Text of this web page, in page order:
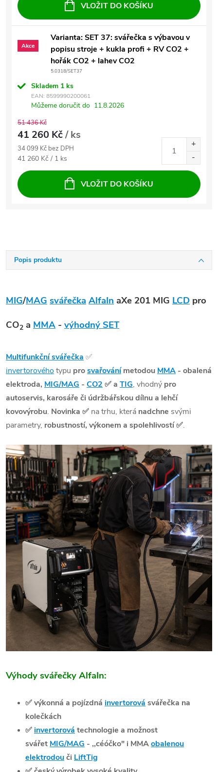
VLOŽIT DO KOŠÍKU
Akce
Varianta: SET 37: svářečka s výbavou v
popisu stroje + kukla profi + RV CO2 +
hořák CO2 + lahev CO2
5.0318/SET37
Skladem 1 ks
EAN: 8599990200061
Můžeme doručit do 11.8.2026
51 436 Kč
41 260 Kč/ ks
34 099 Kč bez DPH
Měrná cena:
41 260 Kč / 1 ks
VLOŽIT DO KOŠÍKU
Popis produktu
MIG/MAGsvářečkaAlfaIn aXe 201 MIG LCD pro
CO2 a MMA - výhodný SET
Multifunkční svářečka ✅
invertorového typu prosvařovánímetodou MMA - obalená
elektroda, MIG/MAG - CO2 ✅a TIG, vhodný pro
autoservis, karosáře či údržbářskou dílnu a lehčí
kovovýrobu. Novinka ✅ na trhu, která nadchne svými
parametry, robustností, výkonem a spolehlivostí✅.
Výhody svářečky AlfaIn:
✅výkonná a pojízdná invertorová svářečka na
kolečkách
✅ invertorová technologie a možnost
svářet MIG/MAG - ,,céóčko" i MMAobalenou
elektrodouči LiftTig